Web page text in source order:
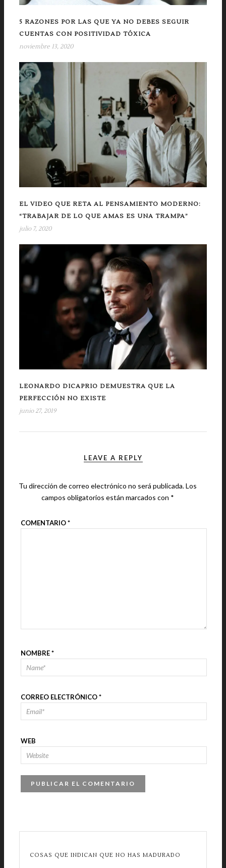
5 RAZONES POR LAS QUE YA NO DEBES SEGUIR
CUENTAS CON POSITIVIDAD TÓXICA
noviembre 13, 2020
EL VIDEO QUE RETA AL PENSAMIENTO MODERNO:
“TRABAJAR DE LO QUE AMAS ES UNA TRAMPA”
julio 7, 2020
LEONARDO DICAPRIO DEMUESTRA QUE LA
PERFECCIÓN NO EXISTE
junio 27, 2019
LEAVE A REPLY
Tu dirección de correo electrónico no será publicada.Los
campos obligatorios están marcados con *
COMENTARIO*
NOMBRE*
CORREO ELECTRÓNICO*
WEB
COSAS QUE INDICAN QUE NO HAS MADURADO